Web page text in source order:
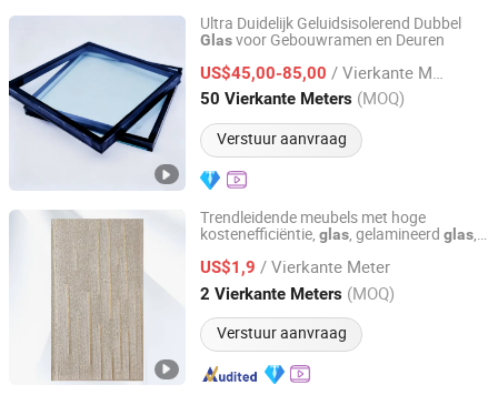
Ultra Duidelijk Geluidsisolerend Dubbel
Glasvoor Gebouwramen en Deuren
US$45,00-85,00 / Vierkante Meter
50 Vierkante Meters (MOQ)
Verstuur aanvraag
Baichuan United (Xi'an) International Trade Co., Ltd.
Shaanxi, China Sinds 2025
Trendleidende meubels met hoge
kostenefficiëntie, glas, gelamineerd glas,
vervormingsbestendigglas,
ruimteverdelings
US$1,9 / Vierkante Meter
2 Vierkante Meters (MOQ)
Verstuur aanvraag
Tengzhou Jinyiming Glass Co., Ltd.
Shandong, China Sinds 2025